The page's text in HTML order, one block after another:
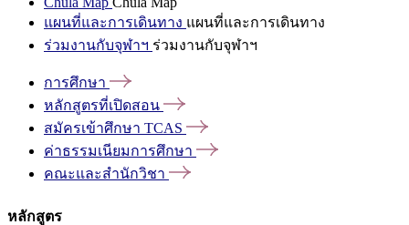
แผนที่และการเดินทาง แผนที่และการเดินทาง
ร่วมงานกับจุฬาฯ ร่วมงานกับจุฬาฯ
การศึกษา
หลักสูตรที่เปิดสอน
สมัครเข้าศึกษา TCAS
ค่าธรรมเนียมการศึกษา
คณะและสำนักวิชา
หลักสูตร